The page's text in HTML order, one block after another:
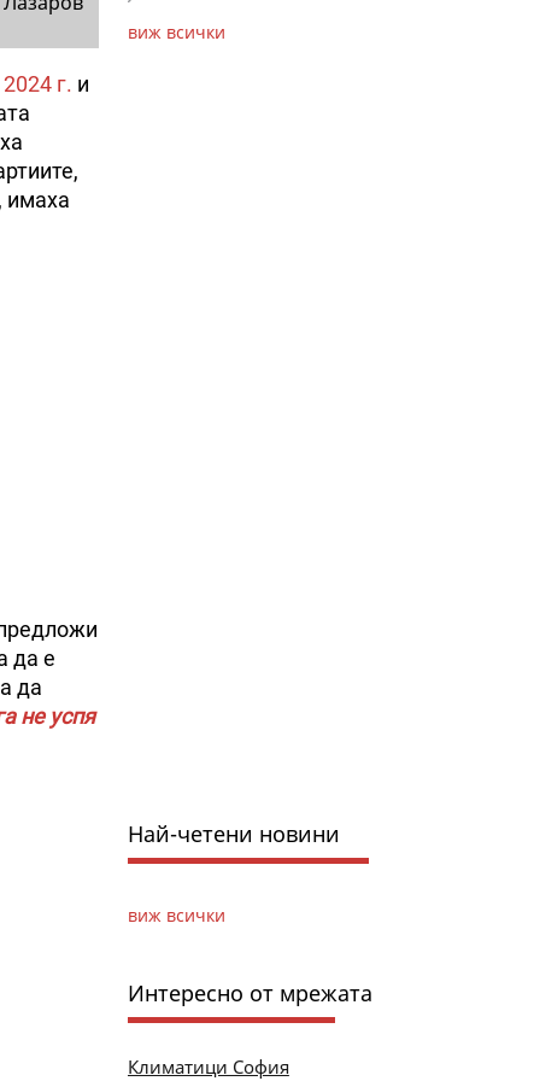
г. и
имаха
да е
да
не успя
виж всички
Най-четени новини
виж всички
Интересно от мрежата
Климатици София